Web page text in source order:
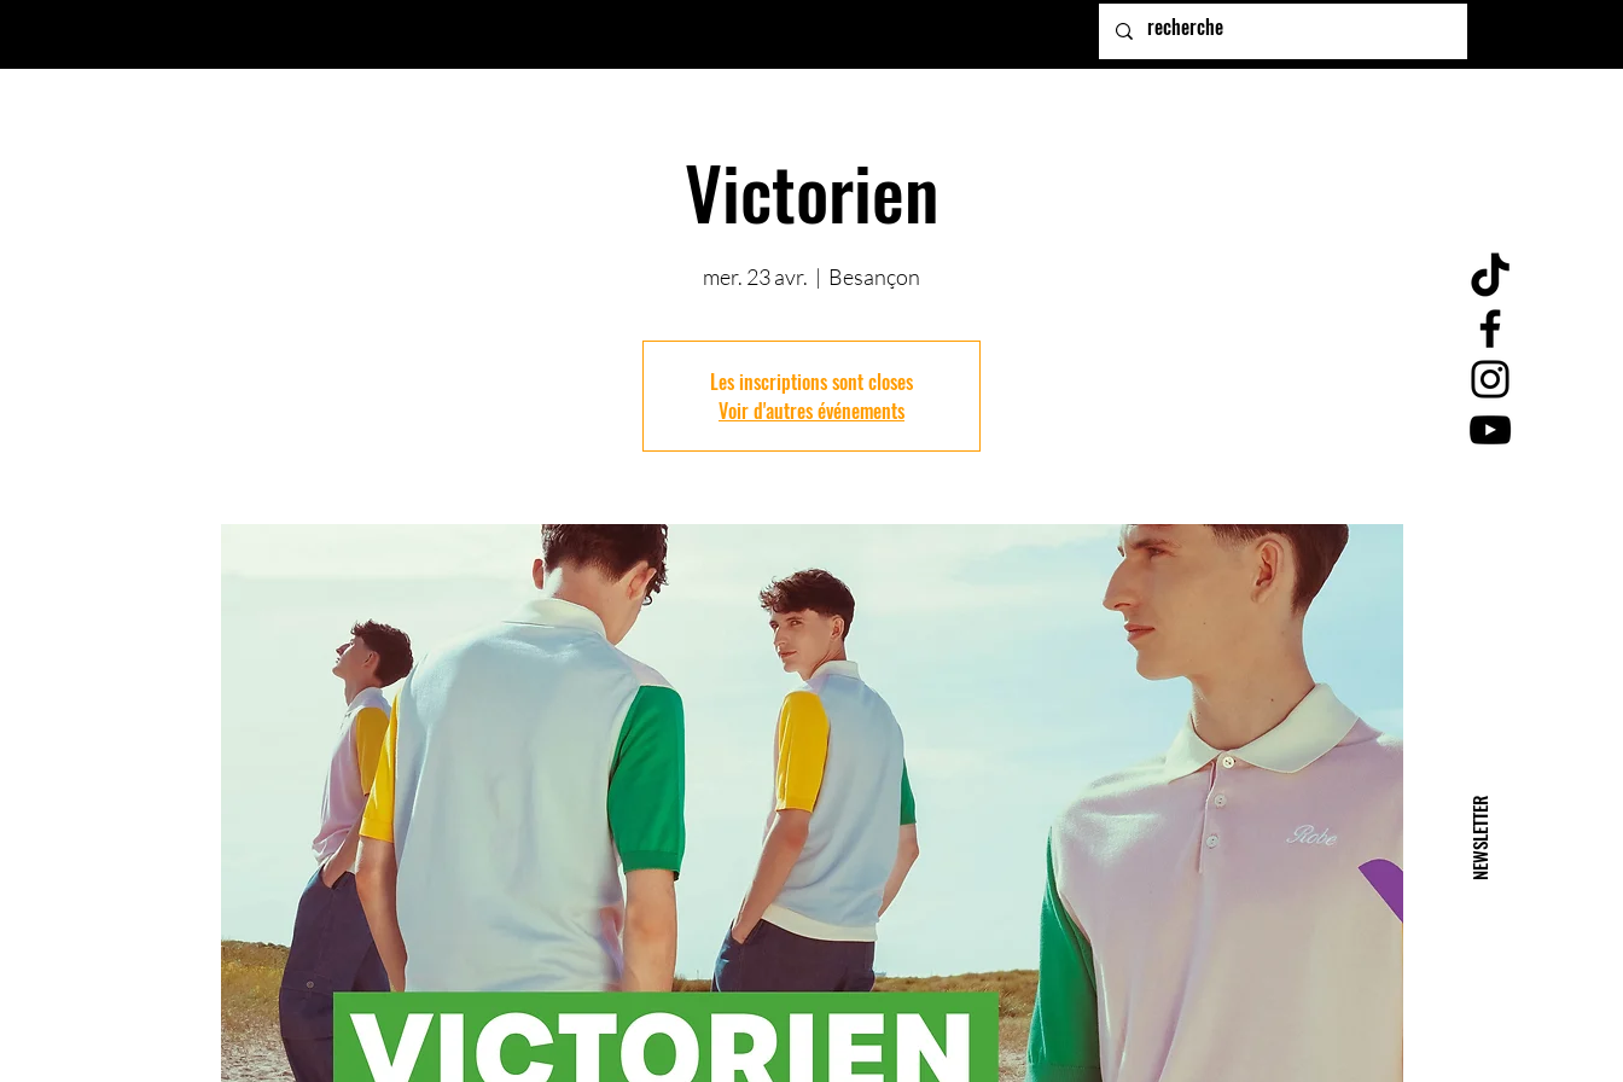
Victorien
mer. 23 avr.
  |
Besançon
Les inscriptions sont closes
Voir d'autres événements
NEWSLETTER